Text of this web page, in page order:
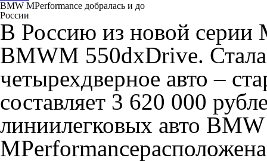
BMW MPerformance добралась и до
России
В Россию из новой серии
BMWM 550dxDrive. Стала
четырехдверное авто –
составляет 3 620 000
линиилегковых авто